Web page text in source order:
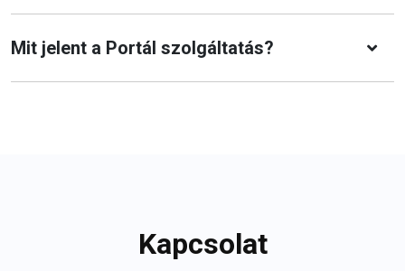
Mit jelent a Portál szolgáltatás?
Kapcsolat